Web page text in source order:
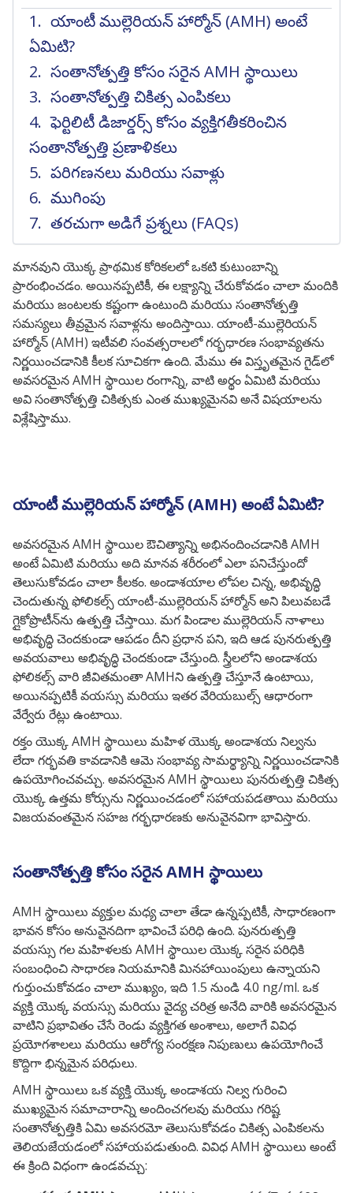
యాంటీ ముల్లెరియన్ హార్మోన్ (AMH) అంటే
ఏమిటి?
సంతానోత్పత్తి కోసం సరైన AMH స్థాయిలు
సంతానోత్పత్తి చికిత్స ఎంపికలు
ఫెర్టిలిటీ డిజార్డర్స్ కోసం వ్యక్తిగతీకరించిన
సంతానోత్పత్తి ప్రణాళికలు
పరిగణనలు మరియు సవాళ్లు
ముగింపు
తరచుగా అడిగే ప్రశ్నలు (FAQs)
మానవుని యొక్క ప్రాథమిక కోరికలలో ఒకటి కుటుంబాన్ని
ప్రారంభించడం. అయినప్పటికీ, ఈ లక్ష్యాన్ని చేరుకోవడం చాలా మందికి
మరియు జంటలకు కష్టంగా ఉంటుంది మరియు సంతానోత్పత్తి
సమస్యలు తీవ్రమైన సవాళ్లను అందిస్తాయి. యాంటీ-ముల్లెరియన్
హార్మోన్ (AMH) ఇటీవలి సంవత్సరాలలో గర్భధారణ సంభావ్యతను
నిర్ణయించడానికి కీలక సూచికగా ఉంది. మేము ఈ విస్తృతమైన గైడ్‌లో
అవసరమైన AMH స్థాయిల రంగాన్ని, వాటి అర్థం ఏమిటి మరియు
అవి సంతానోత్పత్తి చికిత్సకు ఎంత ముఖ్యమైనవి అనే విషయాలను
విశ్లేషిస్తాము.
యాంటీ ముల్లెరియన్ హార్మోన్ (AMH) అంటే ఏమిటి?
అవసరమైన AMH స్థాయిల ఔచిత్యాన్ని అభినందించడానికి AMH
అంటే ఏమిటి మరియు అది మానవ శరీరంలో ఎలా పనిచేస్తుందో
తెలుసుకోవడం చాలా కీలకం. అండాశయాల లోపల చిన్న, అభివృద్ధి
చెందుతున్న ఫోలికల్స్ యాంటీ-ముల్లెరియన్ హార్మోన్ అని పిలువబడే
గ్లైకోప్రొటీన్‌ను ఉత్పత్తి చేస్తాయి. మగ పిండాల ముల్లెరియన్ నాళాలు
అభివృద్ధి చెందకుండా ఆపడం దీని ప్రధాన పని, ఇది ఆడ పునరుత్పత్తి
అవయవాలు అభివృద్ధి చెందకుండా చేస్తుంది. స్త్రీలలోని అండాశయ
ఫోలికల్స్ వారి జీవితమంతా AMHని ఉత్పత్తి చేస్తూనే ఉంటాయి,
అయినప్పటికీ వయస్సు మరియు ఇతర వేరియబుల్స్ ఆధారంగా
వేర్వేరు రేట్లు ఉంటాయి.
రక్తం యొక్క AMH స్థాయిలు మహిళ యొక్క అండాశయ నిల్వను
లేదా గర్భవతి కావడానికి ఆమె సంభావ్య సామర్థ్యాన్ని నిర్ణయించడానికి
ఉపయోగించవచ్చు. అవసరమైన AMH స్థాయిలు పునరుత్పత్తి చికిత్స
యొక్క ఉత్తమ కోర్సును నిర్ణయించడంలో సహాయపడతాయి మరియు
విజయవంతమైన సహజ గర్భధారణకు అనువైనవిగా భావిస్తారు.
సంతానోత్పత్తి కోసం సరైన AMH స్థాయిలు
AMH స్థాయిలు వ్యక్తుల మధ్య చాలా తేడా ఉన్నప్పటికీ, సాధారణంగా
భావన కోసం అనువైనదిగా భావించే పరిధి ఉంది. పునరుత్పత్తి
వయస్సు గల మహిళలకు AMH స్థాయిల యొక్క సరైన పరిధికి
సంబంధించి సాధారణ నియమానికి మినహాయింపులు ఉన్నాయని
గుర్తుంచుకోవడం చాలా ముఖ్యం, ఇది 1.5 నుండి 4.0 ng/ml. ఒక
వ్యక్తి యొక్క వయస్సు మరియు వైద్య చరిత్ర అనేది వారికి అవసరమైన
వాటిని ప్రభావితం చేసే రెండు వ్యక్తిగత అంశాలు, అలాగే వివిధ
ప్రయోగశాలలు మరియు ఆరోగ్య సంరక్షణ నిపుణులు ఉపయోగించే
కొద్దిగా భిన్నమైన పరిధులు.
AMH స్థాయిలు ఒక వ్యక్తి యొక్క అండాశయ నిల్వ గురించి
ముఖ్యమైన సమాచారాన్ని అందించగలవు మరియు గరిష్ట
సంతానోత్పత్తికి ఏమి అవసరమో తెలుసుకోవడం చికిత్స ఎంపికలను
తెలియజేయడంలో సహాయపడుతుంది. వివిధ AMH స్థాయిలు అంటే
ఈ క్రింది విధంగా ఉండవచ్చు: